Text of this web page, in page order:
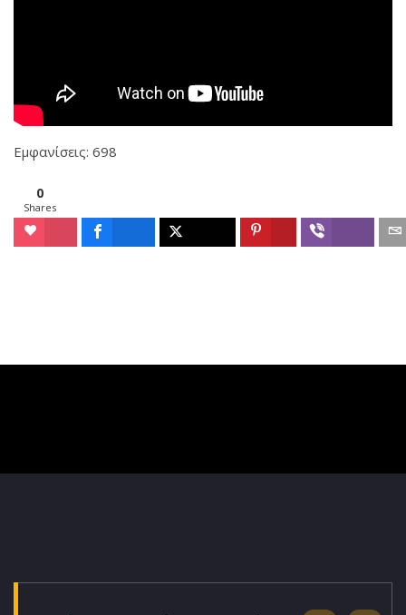
Εμφανίσεις: 698
0
Shares